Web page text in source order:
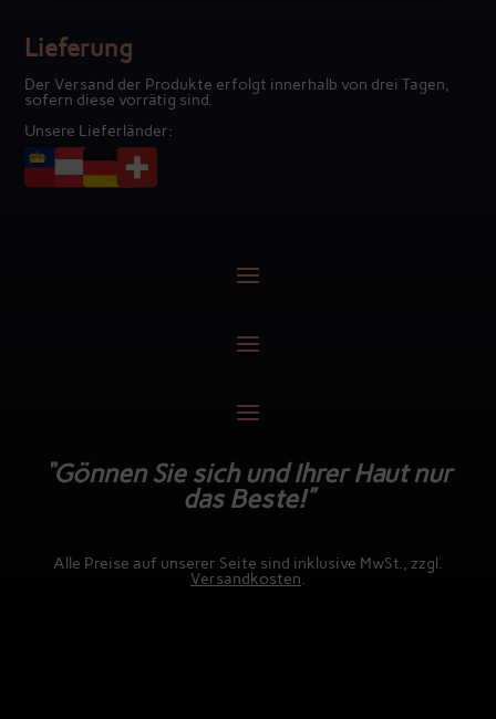
Lieferung
Der Versand der Produkte erfolgt innerhalb von drei Tagen,
sofern diese vorrätig sind.
Unsere Lieferländer:
“Gönnen Sie sich und Ihrer Haut nur
das Beste!”
Alle Preise auf unserer Seite sind inklusive MwSt., zzgl.
Versandkosten.